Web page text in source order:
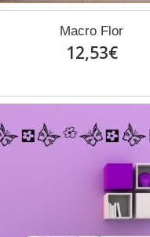
Macro Flor
12,53€